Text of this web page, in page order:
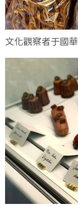
文化觀察者于國